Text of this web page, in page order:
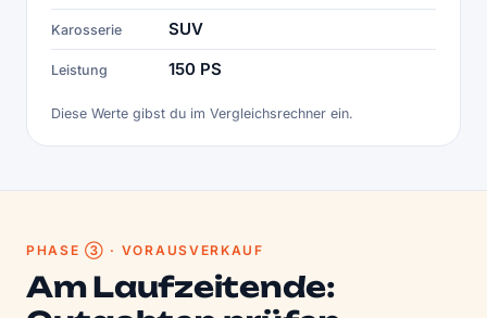
Karosserie SUV
Leistung 150 PS
Diese Werte gibst du im Vergleichsrechner ein.
PHASE ③ · VORAUSVERKAUF
Am Laufzeitende: